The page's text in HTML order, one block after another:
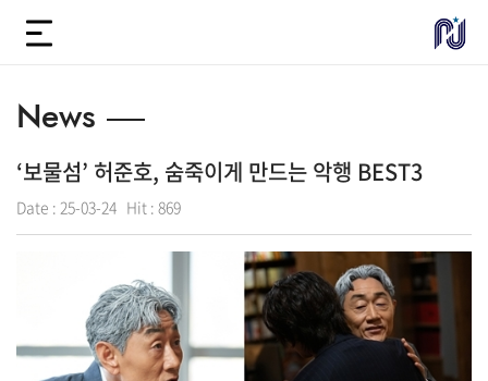
News
‘보물섬’ 허준호, 숨죽이게 만드는 악행 BEST3
Date : 25-03-24 Hit : 869